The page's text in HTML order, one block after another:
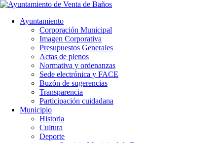
Ayuntamiento
Corporación Municipal
Imagen Corporativa
Presupuestos Generales
Actas de plenos
Normativa y ordenanzas
Sede electrónica y FACE
Buzón de sugerencias
Transparencia
Participación cuidadana
Municipio
Historia
Cultura
Deporte